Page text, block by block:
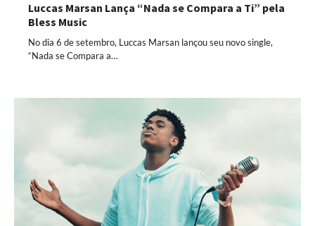
Luccas Marsan Lança “Nada se Compara a Ti” pela
Bless Music
No dia 6 de setembro, Luccas Marsan lançou seu novo single,
“Nada se Compara a…